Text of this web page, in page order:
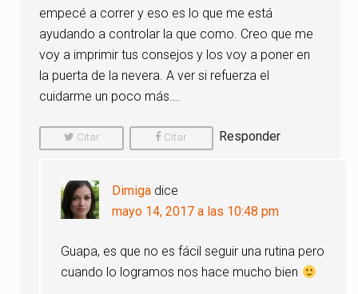
empecé a correr y eso es lo que me está
ayudando a controlar la que como. Creo que me
voy a imprimir tus consejos y los voy a poner en
la puerta de la nevera. A ver si refuerza el
cuidarme un poco más….
Citar
Comentario
Citar
Comentario
Responder
Dimiga dice
mayo 14, 2017 a las 10:48 pm
Guapa, es que no es fácil seguir una rutina pero
cuando lo logramos nos hace mucho bien